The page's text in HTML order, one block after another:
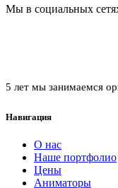
Мы в социальных
5 лет мы занимаемся
Навигация
О нас
Наше портфолио
Цены
Аниматоры